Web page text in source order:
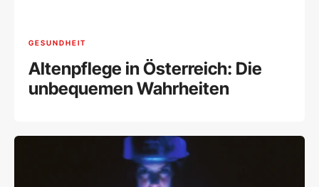
GESUNDHEIT
Altenpflege in Österreich: Die
unbequemen Wahrheiten